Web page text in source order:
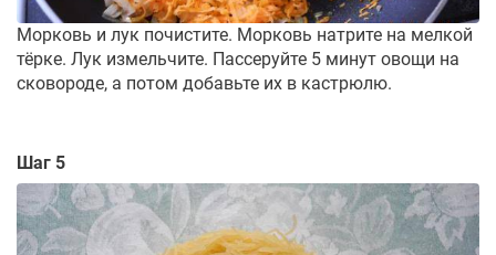
Морковь и лук почистите. Морковь натрите на мелкой
тёрке. Лук измельчите. Пассеруйте 5 минут овощи на
сковороде, а потом добавьте их в кастрюлю.
Шаг 5